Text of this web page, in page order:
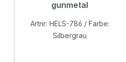
gunmetal
Artnr: HELS-786 / Farbe:
Silbergrau